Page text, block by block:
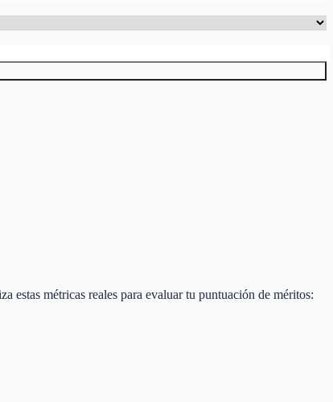
estas métricas reales para evaluar tu puntuación de méritos: